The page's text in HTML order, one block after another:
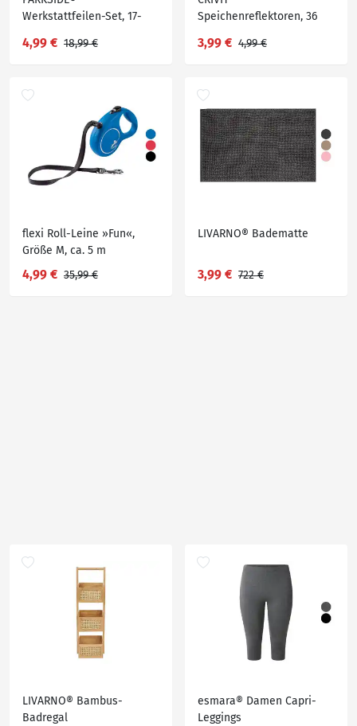
Werkstattfeilen-Set, 17-
4,99 € 18,99 €
Speichenreflektoren, 36
3,99 € 4,99 €
flexi Roll-Leine »Fun«,
Größe M, ca. 5 m
4,99 € 35,99 €
LIVARNO® Badematte
3,99 € 722 €
LIVARNO® Bambus-
Badregal
esmara® Damen Capri-
Leggings